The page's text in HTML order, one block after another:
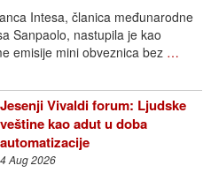
Intesa, članica međunarodne
Sanpaolo, nastupila je kao
emisije mini obveznica bez …
Jesenji Vivaldi forum: Ljudske
veštine kao adut u doba
automatizacije
4 Aug 2026